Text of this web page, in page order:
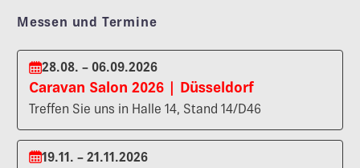
Messen und Termine
28.08. – 06.09.2026
Caravan Salon 2026 | Düsseldorf
Treffen Sie uns in Halle 14, Stand 14/D46
19.11. – 21.11.2026